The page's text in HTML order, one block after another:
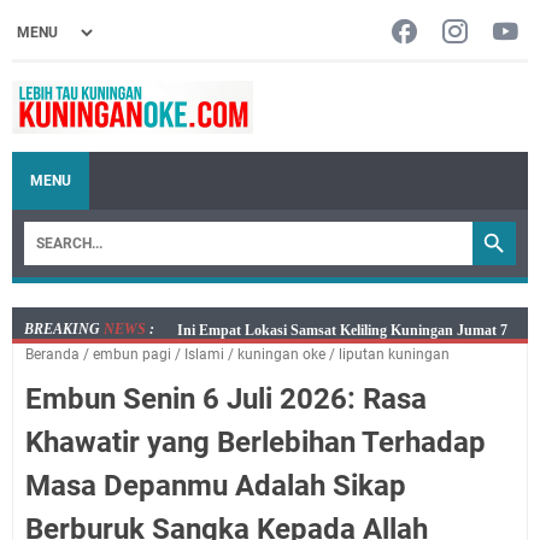
MENU
BREAKING NEWS :
Jumat 7 Agustus 2026 Mobil SIM Keliling Ada di
Kecamatan Sindangagung
Embun Pagi Jumat 8 Agustus 2026: Jika Keberkahan
Kelaparan Meskipun Memiliki Sekarung Penuh Uang
Salat Lima Waktu itu Bukan Cuma Kewajiban, Tapi
Beranda / embun pagi / Islami / kuningan oke / liputan kuningan
Embun Senin 6 Juli 2026: Rasa
Khawatir yang Berlebihan Terhadap
Masa Depanmu Adalah Sikap
Berburuk Sangka Kepada Allah